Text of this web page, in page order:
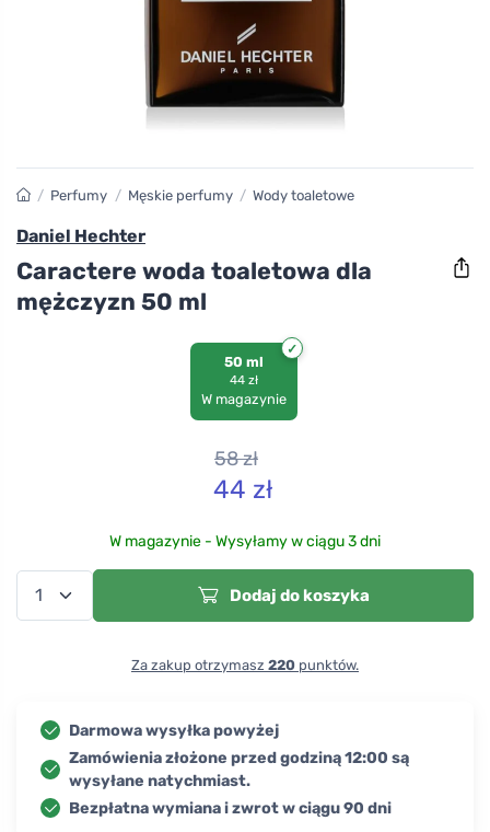
/ Perfumy / Męskie perfumy / Wody toaletowe
Daniel Hechter
Caractere woda toaletowa dla
mężczyzn 50 ml
50 ml
44 zł
W magazynie
58zł
44 zł
W magazynie - Wysyłamy w ciągu 3 dni
Dodaj do koszyka
Za zakup otrzymasz 220 punktów.
Darmowa wysyłka powyżej
Zamówienia złożone przed godziną 12:00 są
wysyłane natychmiast.
Bezpłatna wymiana i zwrot w ciągu 90 dni